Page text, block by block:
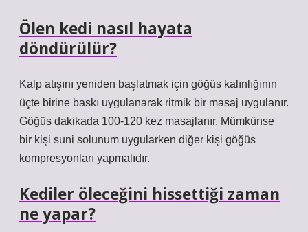
Ölen kedi nasıl hayata
döndürülür?
Kalp atışını yeniden başlatmak için göğüs kalınlığının
üçte birine baskı uygulanarak ritmik bir masaj uygulanır.
Göğüs dakikada 100-120 kez masajlanır. Mümkünse
bir kişi suni solunum uygularken diğer kişi göğüs
kompresyonları yapmalıdır.
Kediler öleceğini hissettiği zaman
ne yapar?